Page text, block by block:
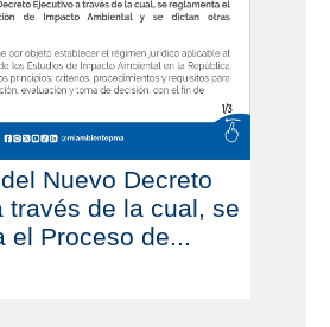
Nuevo Decreto
través de la cual, se
el Proceso de...